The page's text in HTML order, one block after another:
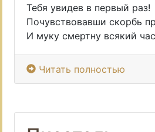
Тебя увидев в первый раз!
Почувствовавши скорбь
И муку смертну всякий
Читать полностью